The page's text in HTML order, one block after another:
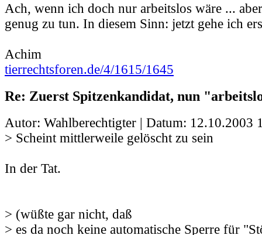
Ach, wenn ich doch nur arbeitslos wäre ...
genug zu tun. In diesem Sinn: jetzt gehe ich
Achim
tierrechtsforen.de/4/1615/1645
Re: Zuerst Spitzenkandidat, nun
Autor: Wahlberechtigter | Datum: 12.10.2003
> Scheint mittlerweile gelöscht zu sein
In der Tat.
> (wüßte gar nicht, daß
> es da noch keine automatische Sperre für